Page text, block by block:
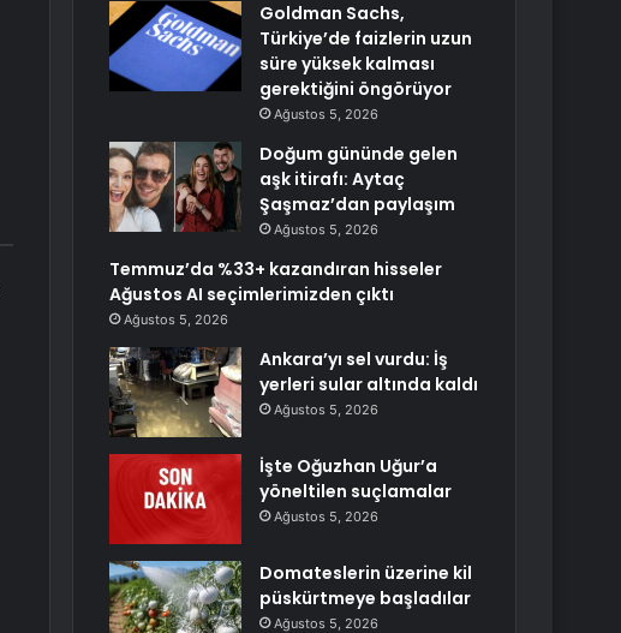
Goldman Sachs,
Türkiye’de faizlerin uzun
süre yüksek kalması
gerektiğini öngörüyor
Ağustos 5, 2026
Doğum gününde gelen
aşk itirafı: Aytaç
Şaşmaz’dan paylaşım
Ağustos 5, 2026
Temmuz’da %33+ kazandıran hisseler
Ağustos AI seçimlerimizden çıktı
Ağustos 5, 2026
Ankara’yı sel vurdu: İş
yerleri sular altında kaldı
Ağustos 5, 2026
İşte Oğuzhan Uğur’a
yöneltilen suçlamalar
Ağustos 5, 2026
Domateslerin üzerine kil
püskürtmeye başladılar
Ağustos 5, 2026